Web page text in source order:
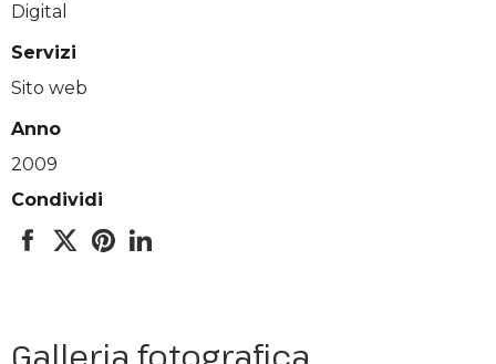
Digital
Servizi
Sito web
Anno
2009
Condividi